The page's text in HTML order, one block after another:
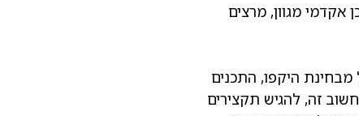
אקדמי מגוון, מרצים
מבחינת היקפו, התכנים
זה, להגיש תקצירים